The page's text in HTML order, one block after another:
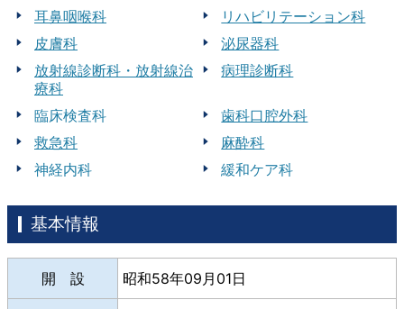
耳鼻咽喉科
リハビリテーション科
皮膚科
泌尿器科
放射線診断科・放射線治
療科
病理診断科
臨床検査科
歯科口腔外科
救急科
麻酔科
神経内科
緩和ケア科
基本情報
開 設 昭和58年09月01日